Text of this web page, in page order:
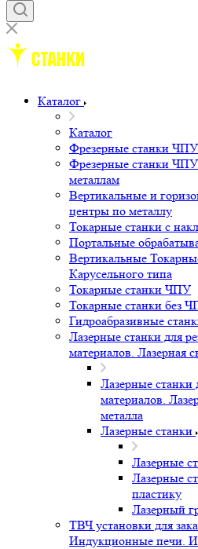
Каталог
Каталог
Фрезерные станки ЧПУ
Фрезерные станки
металлам
Вертикальные и
центры по металлу
Токарные станки с
Портальные
Вертикальные
Карусельного типа
Токарные станки ЧПУ
Токарные станки без
Гидроабразивные
Лазерные станки для
материалов. Лазерная
Лазерные станки
материалов.
металла
Лазерные станки
Лазерные
Лазерные
пластику
Лазерный
ТВЧ установки для
Индукционные печи.